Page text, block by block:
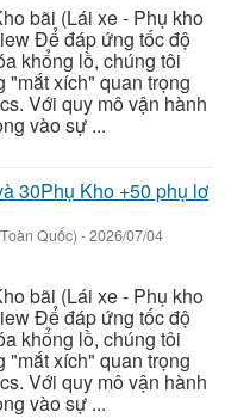
bãi (Lái xe - Phụ kho
Để đáp ứng tốc độ
khổng lồ, chúng tôi
"mắt xích" quan trọng
Với quy mô vận hành
vào sự ...
30Phụ Kho +50 phụ lơ
Quốc) -2026/07/04
bãi (Lái xe - Phụ kho
Để đáp ứng tốc độ
khổng lồ, chúng tôi
"mắt xích" quan trọng
Với quy mô vận hành
vào sự ...